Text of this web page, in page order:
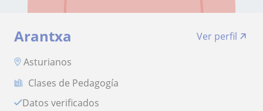
Arantxa
Ver perfil
Asturianos
Clases de Pedagogía
Datos verificados